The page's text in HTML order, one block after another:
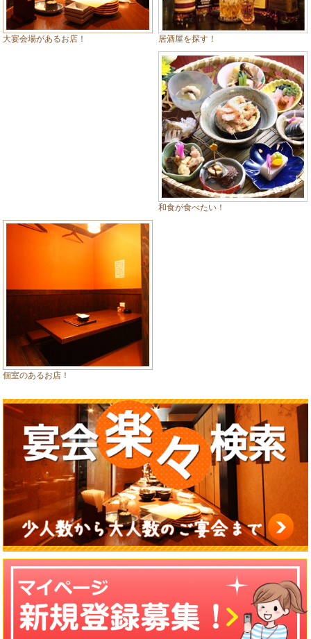
大宴会場があるお店！ 居酒屋を探す！
和食が食べたい！
個室のあるお店！